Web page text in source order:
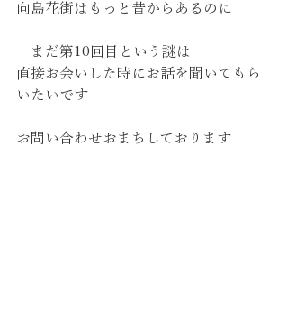
向島花街はもっと昔からあるのに
まだ第10回目という謎は
直接お会いした時にお話を聞いてもら
いたいです
お問い合わせおまちしております